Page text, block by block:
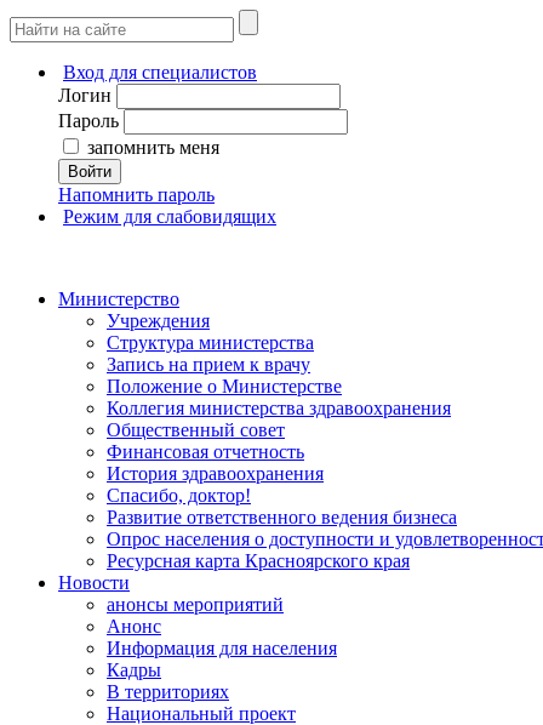
Вход для специалистов
Логин
Пароль
запомнить меня
Войти
Напомнить пароль
Режим для слабовидящих
Министерство
Учреждения
Структура министерства
Запись на прием к врачу
Положение о Министерстве
Коллегия министерства здравоохранения
Общественный совет
Финансовая отчетность
История здравоохранения
Спасибо, доктор!
Развитие ответственного ведения бизнеса
Опрос населения о доступности и
Ресурсная карта Красноярского края
Новости
анонсы мероприятий
Анонс
Информация для населения
Кадры
В территориях
Национальный проект